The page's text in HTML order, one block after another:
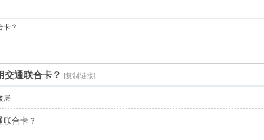
卡？ ...
交通联合卡？ [复制链接]
层
合卡？